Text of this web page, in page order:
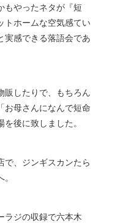
もやったネタが『短
トホームな空気感てい
実感できる落語会であ
したりで、もちろん
お母さんになんで短命
後に致しました。
、ジンギスカンたら
ジの収録で六本木